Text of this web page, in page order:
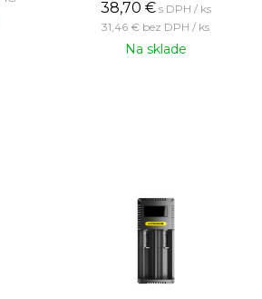
38,70 € s DPH / ks
31,46 € bez DPH / ks
Na sklade